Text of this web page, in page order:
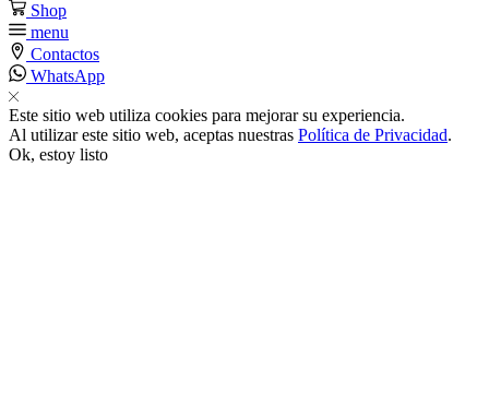
panel
panel
panel
Shop
menu
Contactos
WhatsApp
Este sitio web utiliza cookies para mejorar su experiencia.
Al utilizar este sitio web, aceptas nuestras Política de Privacidad.
Ok, estoy listo